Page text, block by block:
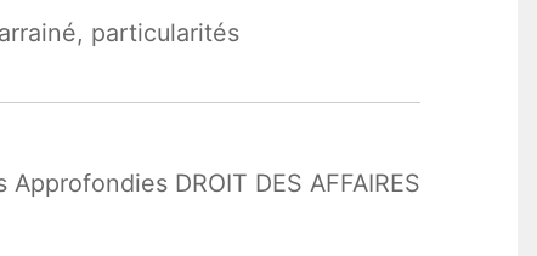
particularités
Approfondies DROIT DES AFFAIRES